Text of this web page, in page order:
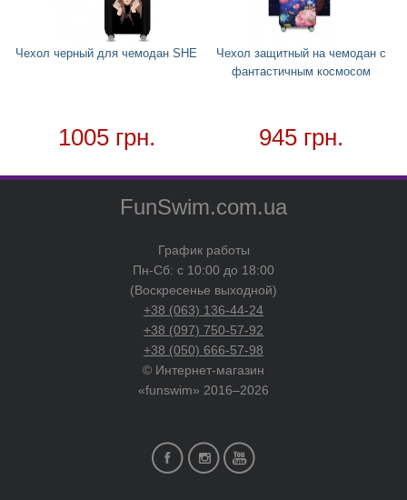
Товар в наличии - доставка за 1-2 дня
Чехол черный для чемодан SHE
1005 грн.
Чехол защитный на чемодан с
фантастичным космосом
945 грн.
FunSwim.com.ua
График работы
Пн-Сб: с 10:00 до 18:00
(Воскресенье выходной)
+38 (063) 136-44-24
+38 (097) 750-57-92
+38 (050) 666-57-98
© Интернет-магазин
«funswim» 2016–2026